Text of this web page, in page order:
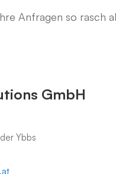
Anfragen so rasch
GmbH
Ybbs